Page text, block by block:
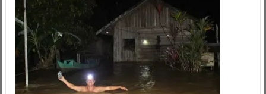
PWI
Tangsel
Peduli
,
Terima
Kasih